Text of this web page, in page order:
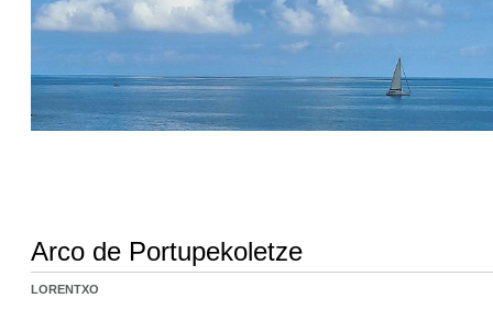
Arco de Portupekoletze
LORENTXO